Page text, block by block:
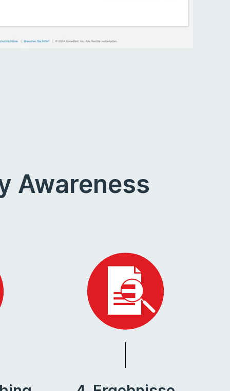
Awareness